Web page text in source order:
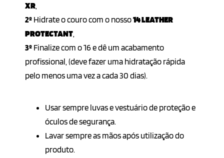
XR,
2º Hidrate o couro com o nosso14 LEATHER
PROTECTANT,
3º Finalize com o 16 e dê um acabamento
profissional, (deve fazer uma hidratação rápida
pelo menos uma vez a cada 30 dias).
Usar sempre luvas e vestuário de proteção e
óculos de segurança.
Lavar sempre as mãos após utilização do
produto.